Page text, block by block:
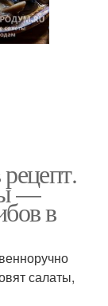
—
в
салаты,